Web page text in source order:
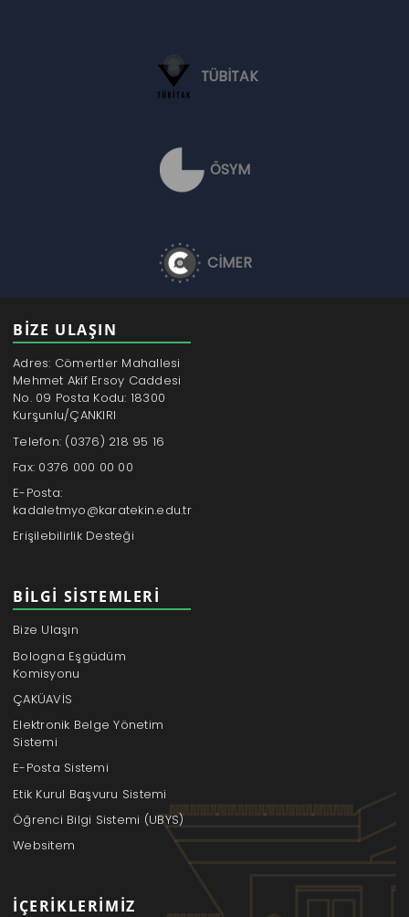
TÜBİTAK
ÖSYM
CİMER
BİZE ULAŞIN
Adres: Cömertler Mahallesi
Mehmet Akif Ersoy Caddesi
No. 09 Posta Kodu: 18300
Kurşunlu/ÇANKIRI
Telefon: (0376) 218 95 16
Fax: 0376 000 00 00
E-Posta:
kadaletmyo@karatekin.edu.tr
Erişilebilirlik Desteği
BILGI SISTEMLERI
Bize Ulaşın
Bologna Eşgüdüm
Komisyonu
ÇAKÜAVİS
Elektronik Belge Yönetim
Sistemi
E-Posta Sistemi
Etik Kurul Başvuru Sistemi
Öğrenci Bilgi Sistemi (UBYS)
Websitem
İÇERIKLERIMIZ